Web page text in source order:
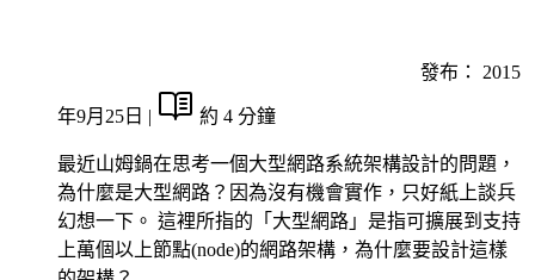
發布： 2015
年9月25日 | 約 4 分鐘
最近山姆鍋在思考一個大型網路系統架構設計的問題，
為什麼是大型網路？因為沒有機會實作，只好紙上談兵
幻想一下。 這裡所指的「大型網路」是指可擴展到支持
上萬個以上節點(node)的網路架構，為什麼要設計這樣